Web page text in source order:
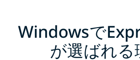
Windowsで
が選ばれる